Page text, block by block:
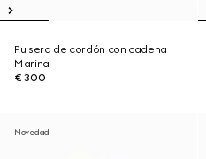
Pulsera de cordón con cadena
Marina
€ 300
Novedad